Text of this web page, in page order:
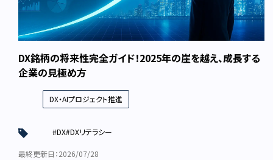
DX銘柄の将来性完全ガイド！2025年の崖を越え、成長する
企業の見極め方
DX・AIプロジェクト推進
#DX#DXリテラシー
最終更新日：2026/07/28